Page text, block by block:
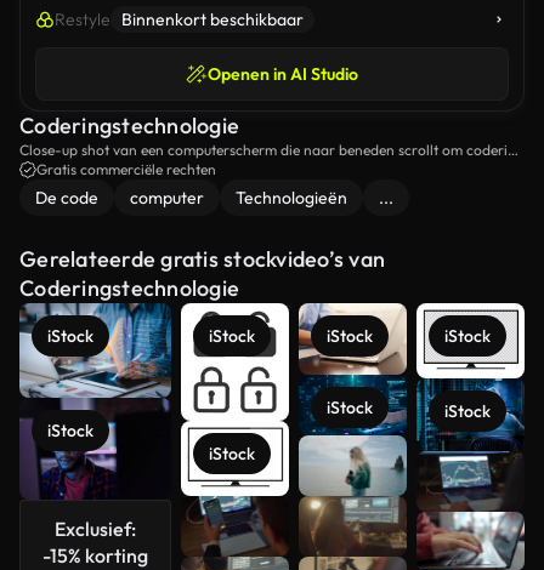
Restyle Binnenkort beschikbaar
Openen in AI Studio
Coderingstechnologie
Close-up shot van een computerscherm die naar beneden scrollt om codering
te tonen.
Gratis commerciële rechten
De code computer Technologieën ...
Gerelateerde gratis stockvideo’s van
Coderingstechnologie
iStock
iStock
Exclusief:
-15% korting
iStock
iStock
iStock
iStock
iStock
iStock
Meer
bekijken